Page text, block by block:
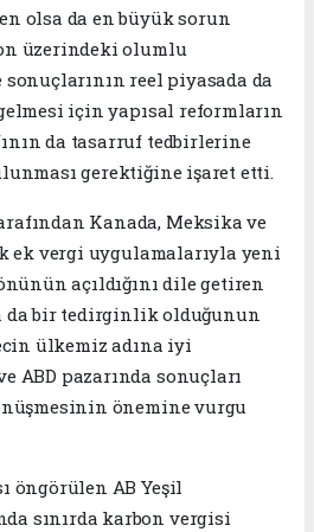
olsa da en büyük sorun
üzerindeki olumlu
reel piyasada da
için yapısal reformların
da tasarruf tedbirlerine
gerektiğine işaret etti.
Kanada, Meksika ve
ek vergi uygulamalarıyla yeni
açıldığını dile getiren
da bir tedirginlik olduğunun
ülkemiz adına iyi
ABD pazarında sonuçları
önemine vurgu
öngörülen AB Yeşil
sınırda karbon vergisi